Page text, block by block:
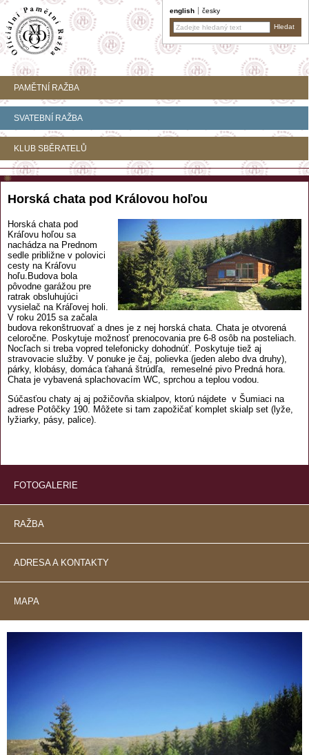
english česky
PAMĚTNÍ RAŽBA
SVATEBNÍ RAŽBA
KLUB SBĚRATELŮ
Horská chata pod Královou hoľou
Horská chata pod
Kráľovu hoľou sa
nachádza na Prednom
sedle približne v polovici
cesty na Kráľovu
hoľu.Budova bola
pôvodne garážou pre
ratrak obsluhujúci
vysielač na Kráľovej holi.
V roku 2015 sa začala
budova rekonštruovať a dnes je z nej horská chata. Chata je otvorená
celoročne. Poskytuje možnosť prenocovania pre 6-8 osôb na posteliach.
Nocľach si treba vopred telefonicky dohodnúť. Poskytuje tiež aj
stravovacie služby. V ponuke je čaj, polievka (jeden alebo dva druhy),
párky, klobásy, domáca ťahaná štrúdľa, remeselné pivo Predná hora.
Chata je vybavená splachovacím WC, sprchou a teplou vodou.
Súčasťou chaty aj aj požičovňa skialpov, ktorú nájdete v Šumiaci na
adrese Potôčky 190. Môžete si tam zapožičať komplet skialp set (lyže,
lyžiarky, pásy, palice).
FOTOGALERIE
RAŽBA
ADRESA A KONTAKTY
MAPA